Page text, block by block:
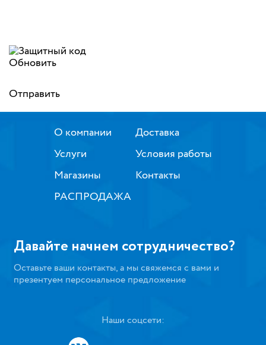
Обновить
Отправить
О компании
Услуги
Магазины
РАСПРОДАЖА
Доставка
Условия работы
Контакты
Давайте начнем сотрудничество?
Оставьте ваши контакты, а мы свяжемся с вами и
презентуем персональное предложение
Наши соцсети: